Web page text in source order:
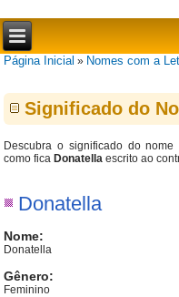
Página Inicial » Nomes com a
Significado do
Descubra o significado do nome
como fica Donatella escrito ao
Donatella
Nome:
Donatella
Gênero:
Feminino